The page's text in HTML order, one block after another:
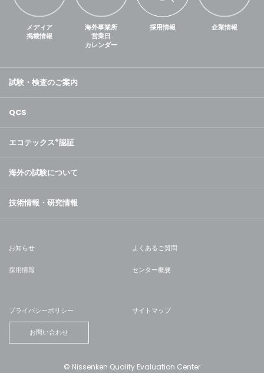
メディア
掲載情報
海外事業所
営業日
カレンダー
採用情報 企業情報
試験・検査のご案内
QCS
エコテックス®認証
海外の試験について
技術情報・研究情報
お知らせ よくあるご質問
採用情報 センター概要
プライバシーポリシー サイトマップ
お問い合わせ
© Nissenken Quality Evaluation Center